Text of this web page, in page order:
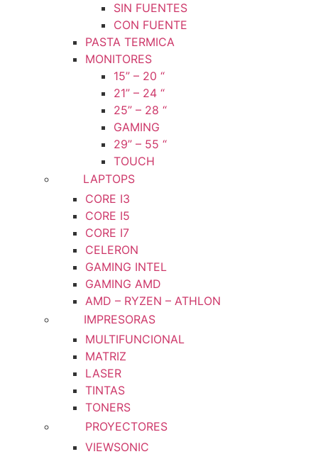
SIN FUENTES
CON FUENTE
PASTA TERMICA
MONITORES
15” – 20 “
21” – 24 “
25” – 28 “
GAMING
29” – 55 “
TOUCH
LAPTOPS
CORE I3
CORE I5
CORE I7
CELERON
GAMING INTEL
GAMING AMD
AMD – RYZEN – ATHLON
IMPRESORAS
MULTIFUNCIONAL
MATRIZ
LASER
TINTAS
TONERS
PROYECTORES
VIEWSONIC